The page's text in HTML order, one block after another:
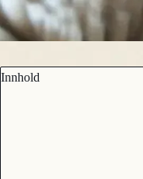
Innhold